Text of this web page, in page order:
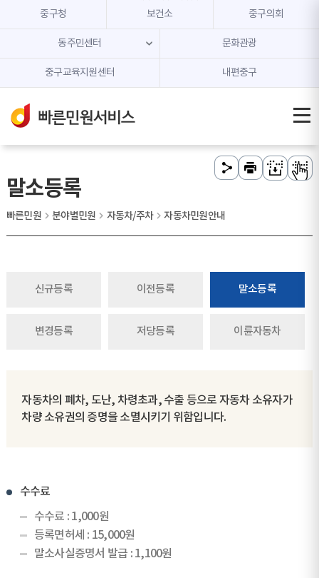
본문 내용 바로가기
주메뉴 바로가기
중구청 보건소 중구의회
동주민센터 문화관광
중구교육지원센터 내편중구
말소등록
빠른민원 분야별민원 자동차/주차 자동차민원안내
신규등록 이전등록 말소등록
변경등록 저당등록 이륜자동차
자동차의 폐차, 도난, 차령초과, 수출 등으로 자동차 소유자가
차량 소유권의 증명을 소멸시키기 위함입니다.
수수료
수수료 : 1,000원
등록면허세 : 15,000원
말소사실증명서 발급 : 1,100원